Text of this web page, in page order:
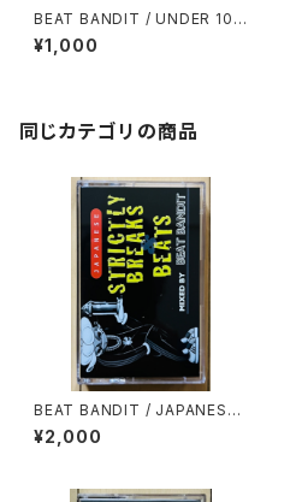
BEAT BANDIT / UNDER 100
0YEN BEATS(60 MINUTES
OF CHEAPNESS)(MIXCD-R)
¥1,000
同じカテゴリの商品
BEAT BANDIT / JAPANESE
STRICTLY BREAKS & BEAT
S
¥2,000